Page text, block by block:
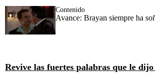
Contenido
Avance: Brayan siempre ha
Revive las fuertes palabras que le